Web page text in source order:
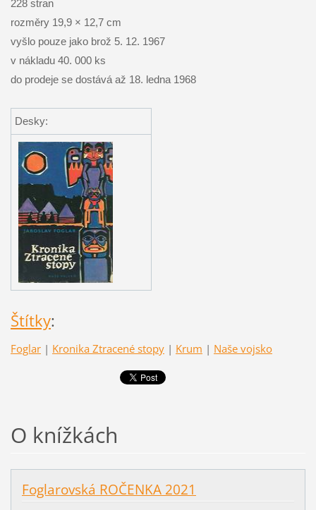
228 stran
rozměry 19,9 × 12,7 cm
vyšlo pouze jako brož 5. 12. 1967
v nákladu 40. 000 ks
do prodeje se dostává až 18. ledna 1968
Desky:
Štítky:
Foglar | Kronika Ztracené stopy | Krum | Naše vojsko
O knížkách
Foglarovská ROČENKA 2021